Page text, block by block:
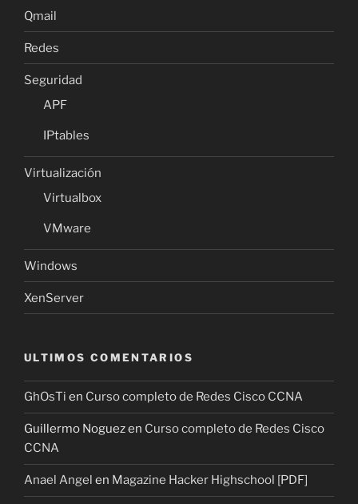
Qmail
Redes
Seguridad
APF
IPtables
Virtualización
Virtualbox
VMware
Windows
XenServer
ULTIMOS COMENTARIOS
GhOsTi en Curso completo de Redes Cisco CCNA
Guillermo Noguezen Curso completo de Redes Cisco
CCNA
Anael Angel en Magazine Hacker Highschool [PDF]